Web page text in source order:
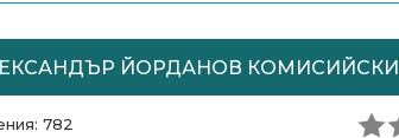
ЙОРДАНОВ КОМИСИЙСКИ
782